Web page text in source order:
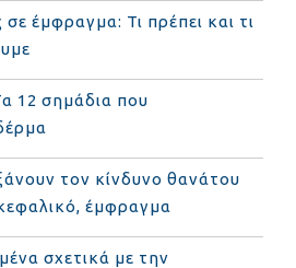
έμφραγμα: Τι πρέπει και τι
12 σημάδια που
τον κίνδυνο θανάτου
έμφραγμα
σχετικά με την